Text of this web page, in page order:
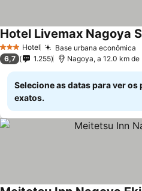
3 EstrelasHotel Base urbana econômica
Hotel Livemax Nagoya
6,7 1.255 Nagoya, a 12.0 km de
Selecione as datas para ver os
exatos.